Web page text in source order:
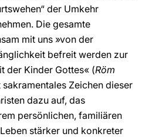
der Umkehr
Die gesamte
mit uns »von der
befreit werden zur
der Kinder Gottes« (Röm
sakramentales Zeichen dieser
dazu auf, das
persönlichen, familiären
stärker und konkreter